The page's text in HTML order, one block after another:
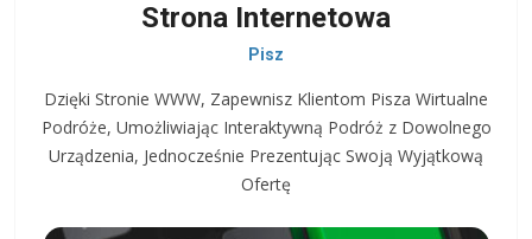
Strona Internetowa
Pisz
Dzięki Stronie WWW, Zapewnisz Klientom Pisza Wirtualne
Podróże, Umożliwiając Interaktywną Podróż z Dowolnego
Urządzenia, Jednocześnie Prezentując Swoją Wyjątkową
Ofertę